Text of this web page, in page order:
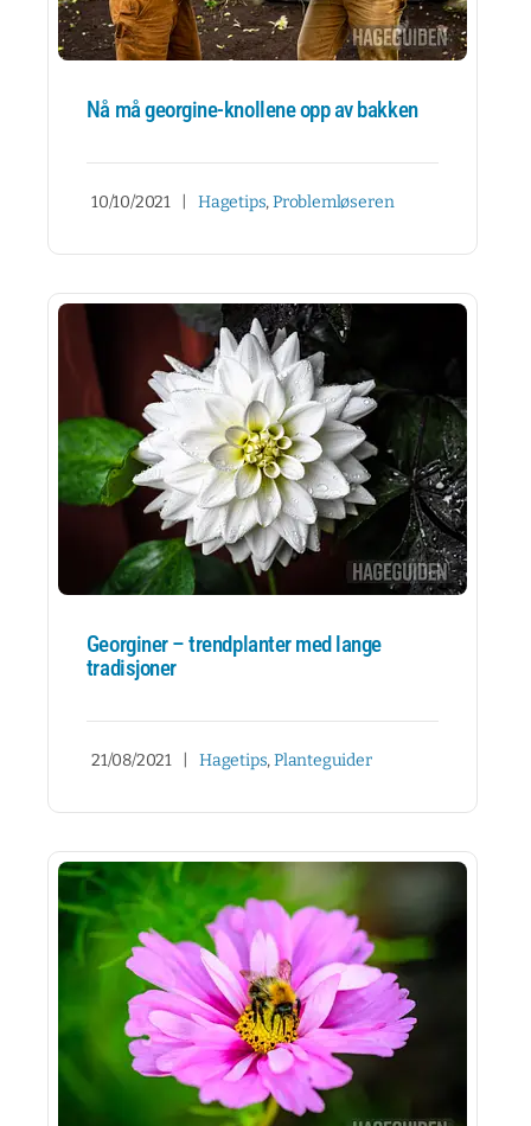
Nå må georgine-knollene opp av bakken
10/10/2021 Hagetips,Problemløseren
Georginer – trendplanter med lange
tradisjoner
21/08/2021 Hagetips,Planteguider